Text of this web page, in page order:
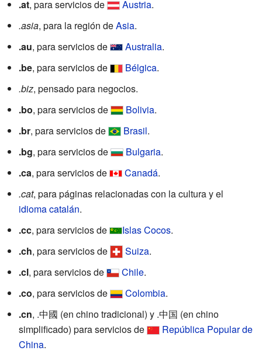
.at, para servicios de Austria.
.asia, para la región deAsia.
.au, para servicios de Australia.
.be, para servicios de Bélgica.
.biz, pensado para negocios.
.bo, para servicios de Bolivia.
.br, para servicios de Brasil.
.bg, para servicios de Bulgaria.
.ca, para servicios de Canadá.
.cat, para páginas relacionadas con la cultura y el
idioma catalán.
.cc, para servicios de Islas Cocos.
.ch, para servicios de Suiza.
.cl, para servicios de Chile.
.co, para servicios de Colombia.
.cn, .中國 (en chino tradicional) y .中国 (en chino
simplificado) para servicios de
República Popular de
China.